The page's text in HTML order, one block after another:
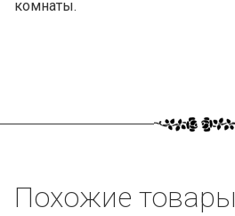
комнаты.
Похожие товары